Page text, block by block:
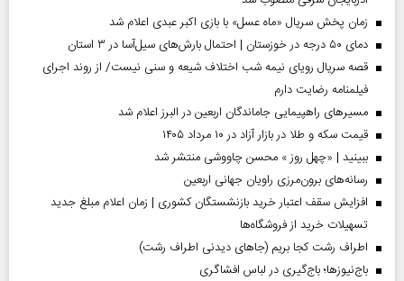
زمان پخش سریال «ماه عسل» با بازی اکبر عبدی اعلام شد
دمای ۵۰ درجه در خوزستان | احتمال بارش‌های سیل‌آسا در ۳ استان
قصه سریال رویای نیمه شب اختلاف شیعه و سنی نیست/ از روند اجرای
فیلمنامه رضایت دارم
مسیر‌های راهپیمایی جاماندگان اربعین در البرز اعلام شد
قیمت سکه و طلا در بازار آزاد در ۱۰ مرداد ۱۴۰۵
ببینید | «چهل روز » محسن چاووشی منتشر شد
رسانه‌های برون‌مرزی راویان جهانی اربعین
افزایش سقف اعتبار خرید بازنشستگان کشوری | زمان اعلام مبلغ جدید
تسهیلات خرید از فروشگاه‌ها
اطراف رشت کجا بریم (جاهای دیدنی اطراف رشت)
باج‌نیوزها؛ باج‌گیری در لباس افشاگری